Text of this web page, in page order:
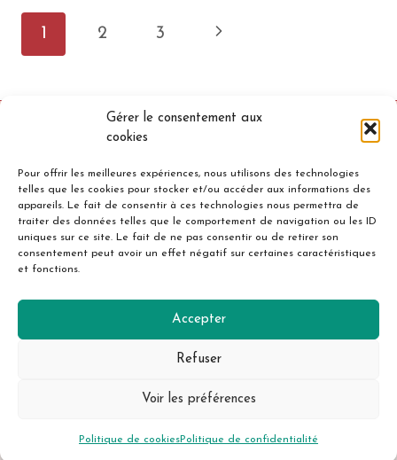
Gérer le consentement aux
cookies
Pour offrir les meilleures expériences, nous utilisons des technologies
telles que les cookies pour stocker et/ou accéder aux informations des
appareils. Le fait de consentir à ces technologies nous permettra de
traiter des données telles que le comportement de navigation ou les ID
uniques sur ce site. Le fait de ne pas consentir ou de retirer son
consentement peut avoir un effet négatif sur certaines caractéristiques
et fonctions.
Accepter
Refuser
Voir les préférences
Politique de cookiesPolitique de confidentialité
!
de
page
1 2 3 Page
Accueil
Mentions légales
Contact
© 2026 Au Cochon Dingue